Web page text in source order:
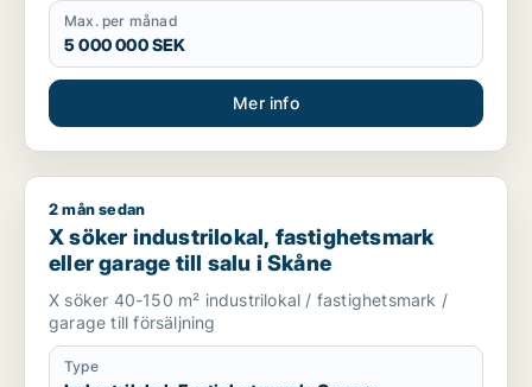
Max. per månad
5 000 000 SEK
Mer info
X söker industrilokal, fastighetsmark eller garage till salu i
2 mån sedan
X söker industrilokal, fastighetsmark
eller garage till salu i Skåne
X söker 40-150 m² industrilokal / fastighetsmark /
garage till försäljning
Type